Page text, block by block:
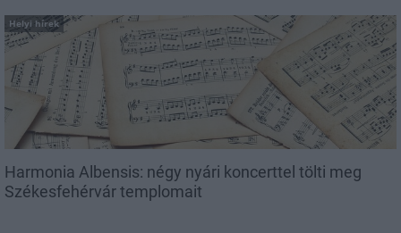
Helyi hírek
Harmonia Albensis: négy nyári koncerttel tölti meg
Székesfehérvár templomait